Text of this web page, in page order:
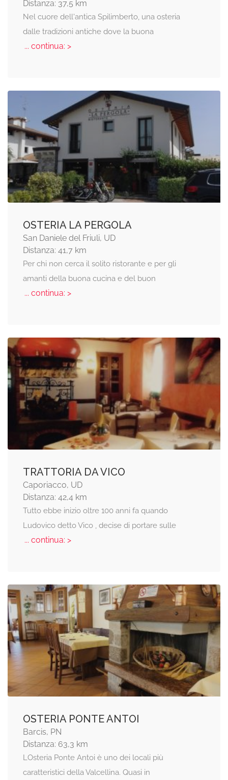
Distanza: 37,5 km
Nel cuore dell'antica Spilimberto, una osteria
dalle tradizioni antiche dove la buona
... continua: >
OSTERIA LA PERGOLA
San Daniele del Friuli, UD
Distanza: 41,7 km
Per chi non cerca il solito ristorante e per gli
amanti della buona cucina e del buon
... continua: >
TRATTORIA DA VICO
Caporiacco, UD
Distanza: 42,4 km
Tutto ebbe inizio oltre 100 anni fa quando
Ludovico detto Vico , decise di portare sulle
... continua: >
OSTERIA PONTE ANTOI
Barcis, PN
Distanza: 63,3 km
LOsteria Ponte Antoi è uno dei locali più
caratteristici della Valcellina. Quasi in